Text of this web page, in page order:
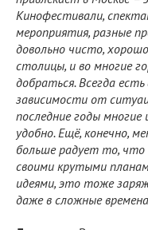
Кинофестивали,
мероприятия, разные
довольно чисто,
столицы, и во многие
добраться. Всегда
зависимости от
последние годы
удобно. Ещё, конечно,
больше радует то, что
своими крутыми
идеями, это тоже
даже в сложные